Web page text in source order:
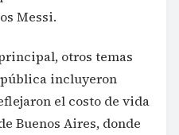
Messi.
otros temas
incluyeron
el costo de vida
Buenos Aires, donde